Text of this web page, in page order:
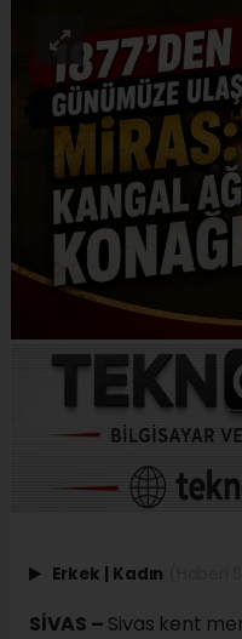
Erkek | Kadın
SİVAS – Sivas kent